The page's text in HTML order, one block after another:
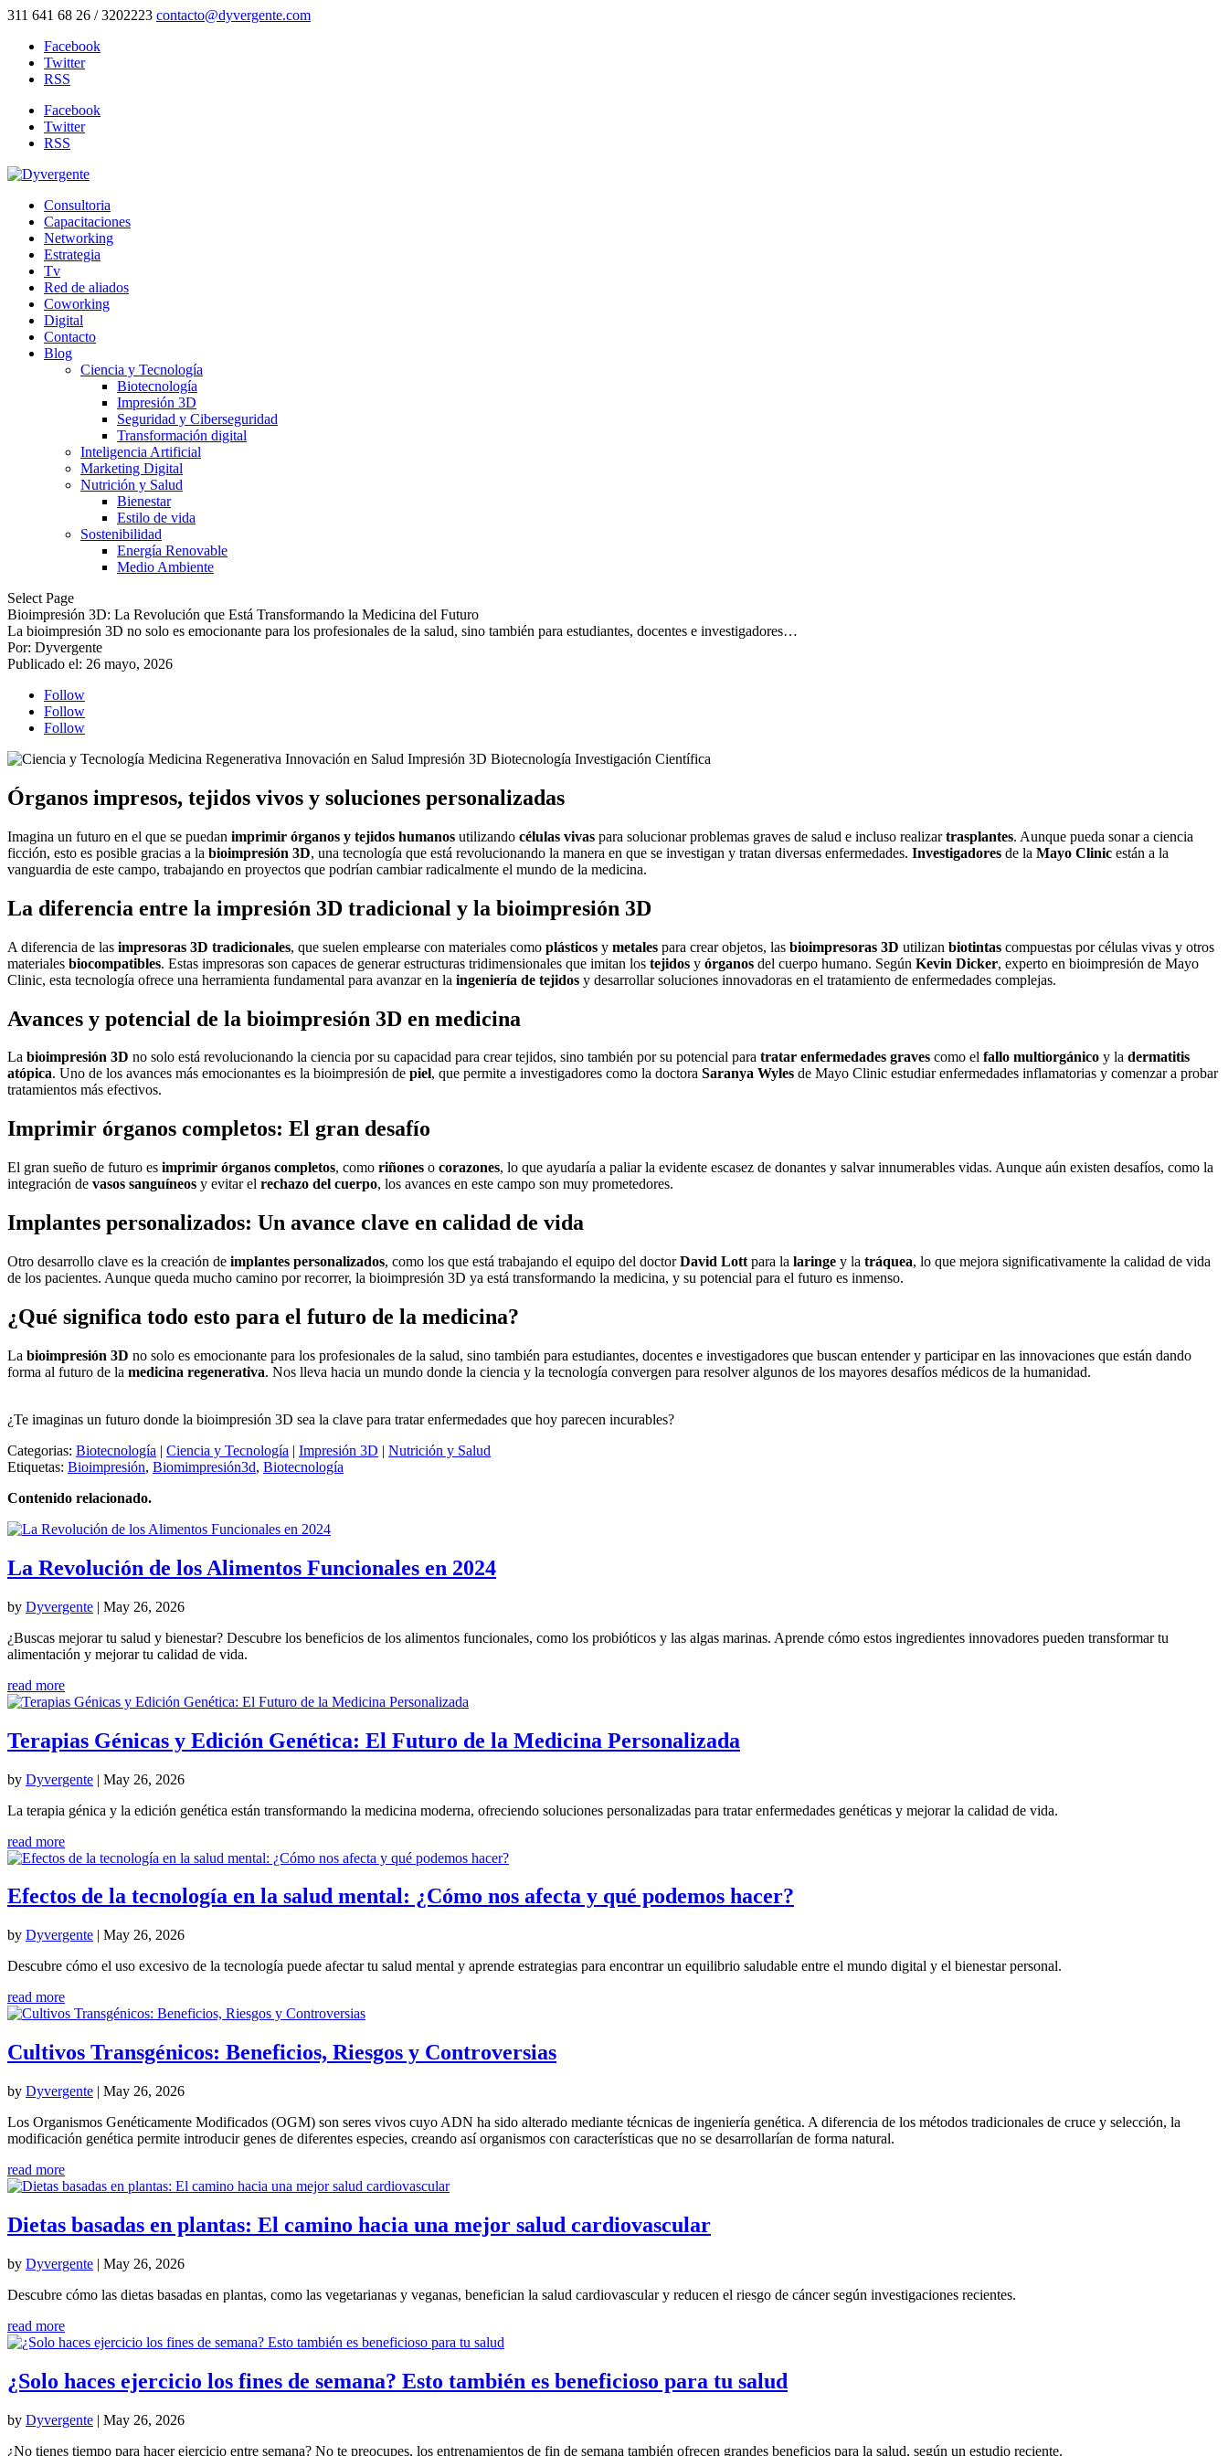
311 641 68 26 / 3202223 contacto@dyvergente.com
Facebook
Twitter
RSS
Facebook
Twitter
RSS
Consultoria
Capacitaciones
Networking
Estrategia
Tv
Red de aliados
Coworking
Digital
Contacto
Blog
Ciencia y Tecnología
Biotecnología
Impresión 3D
Seguridad y Ciberseguridad
Transformación digital
Inteligencia Artificial
Marketing Digital
Nutrición y Salud
Bienestar
Estilo de vida
Sostenibilidad
Energía Renovable
Medio Ambiente
Select Page
Bioimpresión 3D: La Revolución que Está Transformando la Medicina del Futuro
La bioimpresión 3D no solo es emocionante para los profesionales de la salud, sino también para estudiantes, docentes e investigadores…
Por: Dyvergente
Publicado el: 26 mayo, 2026
Follow
Follow
Follow
Órganos impresos, tejidos vivos y soluciones personalizadas
Imagina un futuro en el que se puedan imprimir órganos y tejidos humanos utilizando células vivas para solucionar problemas graves de salud e incluso realizartrasplantes. Aunque pueda sonar a ciencia
ficción, esto es posible gracias a la bioimpresión 3D, una tecnología que está revolucionando la manera en que se investigan y tratan diversas enfermedades. Investigadores de la Mayo Clinic están a la
vanguardia de este campo, trabajando en proyectos que podrían cambiar radicalmente el mundo de la medicina.
La diferencia entre la impresión 3D tradicional y la bioimpresión 3D
A diferencia de las impresoras 3D tradicionales, que suelen emplearse con materiales como plásticos y metales para crear objetos, las bioimpresoras 3D utilizan biotintas compuestas por células vivas y otros
materiales biocompatibles. Estas impresoras son capaces de generar estructuras tridimensionales que imitan los tejidos y órganos del cuerpo humano. Según Kevin Dicker, experto en bioimpresión de Mayo
Clinic, esta tecnología ofrece una herramienta fundamental para avanzar en la ingeniería de tejidos y desarrollar soluciones innovadoras en el tratamiento de enfermedades complejas.
Avances y potencial de la bioimpresión 3D en medicina
La bioimpresión 3D no solo está revolucionando la ciencia por su capacidad para crear tejidos, sino también por su potencial para tratar enfermedades graves como el fallo multiorgánico y la dermatitis
atópica. Uno de los avances más emocionantes es la bioimpresión de piel, que permite a investigadores como la doctora Saranya Wyles de Mayo Clinic estudiar enfermedades inflamatorias y comenzar a probar
tratamientos más efectivos.
Imprimir órganos completos: El gran desafío
El gran sueño de futuro es imprimir órganos completos, como riñones o corazones, lo que ayudaría a paliar la evidente escasez de donantes y salvar innumerables vidas. Aunque aún existen desafíos, como la
integración de vasos sanguíneos y evitar el rechazo del cuerpo, los avances en este campo son muy prometedores.
Implantes personalizados: Un avance clave en calidad de vida
Otro desarrollo clave es la creación de implantes personalizados, como los que está trabajando el equipo del doctorDavid Lott para la laringe y la tráquea, lo que mejora significativamente la calidad de vida
de los pacientes. Aunque queda mucho camino por recorrer, la bioimpresión 3D ya está transformando la medicina, y su potencial para el futuro es inmenso.
¿Qué significa todo esto para el futuro de la medicina?
La bioimpresión 3D no solo es emocionante para los profesionales de la salud, sino también para estudiantes, docentes e investigadores que buscan entender y participar en las innovaciones que están dando
forma al futuro de la medicina regenerativa. Nos lleva hacia un mundo donde la ciencia y la tecnología convergen para resolver algunos de los mayores desafíos médicos de la humanidad.
¿Te imaginas un futuro donde la bioimpresión 3D sea la clave para tratar enfermedades que hoy parecen incurables?
Categorias: Biotecnología | Ciencia y Tecnología | Impresión 3D | Nutrición y Salud
Etiquetas: Bioimpresión, Biomimpresión3d, Biotecnología
Contenido relacionado.
La Revolución de los Alimentos Funcionales en 2024
by Dyvergente | May 26, 2026
¿Buscas mejorar tu salud y bienestar? Descubre los beneficios de los alimentos funcionales, como los probióticos y las algas marinas. Aprende cómo estos ingredientes innovadores pueden transformar tu
alimentación y mejorar tu calidad de vida.
read more
Terapias Génicas y Edición Genética: El Futuro de la Medicina Personalizada
by Dyvergente | May 26, 2026
La terapia génica y la edición genética están transformando la medicina moderna, ofreciendo soluciones personalizadas para tratar enfermedades genéticas y mejorar la calidad de vida.
read more
Efectos de la tecnología en la salud mental: ¿Cómo nos afecta y qué podemos hacer?
by Dyvergente | May 26, 2026
Descubre cómo el uso excesivo de la tecnología puede afectar tu salud mental y aprende estrategias para encontrar un equilibrio saludable entre el mundo digital y el bienestar personal.
read more
Cultivos Transgénicos: Beneficios, Riesgos y Controversias
by Dyvergente | May 26, 2026
Los Organismos Genéticamente Modificados (OGM) son seres vivos cuyo ADN ha sido alterado mediante técnicas de ingeniería genética. A diferencia de los métodos tradicionales de cruce y selección, la
modificación genética permite introducir genes de diferentes especies, creando así organismos con características que no se desarrollarían de forma natural.
read more
Dietas basadas en plantas: El camino hacia una mejor salud cardiovascular
by Dyvergente | May 26, 2026
Descubre cómo las dietas basadas en plantas, como las vegetarianas y veganas, benefician la salud cardiovascular y reducen el riesgo de cáncer según investigaciones recientes.
read more
¿Solo haces ejercicio los fines de semana? Esto también es beneficioso para tu salud
by Dyvergente | May 26, 2026
¿No tienes tiempo para hacer ejercicio entre semana? No te preocupes, los entrenamientos de fin de semana también ofrecen grandes beneficios para la salud, según un estudio reciente.